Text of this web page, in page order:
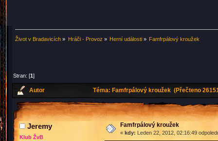
Život v Bradavicích » Hráči - Provoz » Herní události» Famfrpálový kroužek
Stran: [1]
Autor Téma: Famfrpálový kroužek (Přečteno
Jeremy
Klub ŽvB
Famfrpálový kroužek
« kdy: Leden 22, 2012, 02:16:49